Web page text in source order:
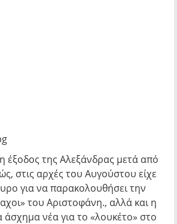
έξοδος της Αλεξάνδρας μετά από
στις αρχές του Αυγούστου είχε
για να παρακολουθήσει την
του Αριστοφάνη., αλλά και η
νέα για το «λουκέτο» στο